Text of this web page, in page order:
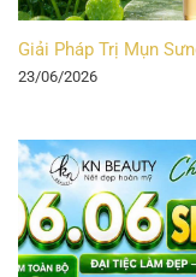
Giải Pháp Trị Mụn
23/06/2026